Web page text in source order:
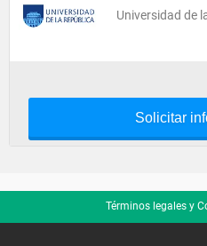
Universidad de
Solicitar
Términos legales y